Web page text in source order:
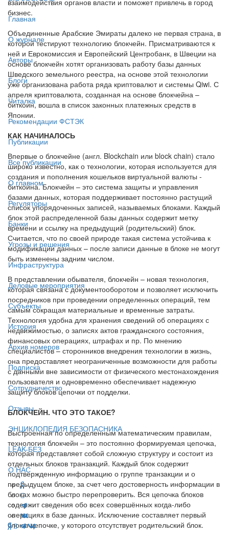
Главная
О журнале
Авторы
Блоги
Читалка
Рекомендации ФСТЭК
Публикации
Все публикации
О главном
Регуляторы
Банки
Угрозы и решения
Инфраструктура
Деловые мероприятия
Субъекты
История
Архив номеров
Подписка
Сотрудничество
Отзывы
ЭНЦИКЛОПЕДИЯ БЕЗОПАСНИКА
LEAK-БЕЗ
О НАС
бизнес.
Объединенные Арабские Эмираты далеко не первая страна, в
которой тестируют технологию блокчейн. Присматриваются к
ней и Еврокомиссия и Европейский Центробанк, в Швеции на
основе блокчейн хотят организовать работу базы данных
Шведского земельного реестра, на основе этой технологии
уже организована работа ряда криптовалют и системы Qiwi. С
апреля криптовалюта, созданная на основе блокчейна –
биткоин, вошла в список законных платежных средств в
Японии.
КАК НАЧИНАЛОСЬ
Впервые о блокчейне (англ. Blockchain или block chain) стало
широко известно, как о технологии, которая используется для
создания и пополнения кошельков виртуальной валюты -
биткоина. Блокчейн – это система защиты и управления
базами данных, которая поддерживает постоянно растущий
список упорядоченных записей, называемых блоками. Каждый
блок этой распределенной базы данных содержит метку
времени и ссылку на предыдущий (родительский) блок.
Считается, что по своей природе такая система устойчива к
модификации данных – после записи данные в блоке не могут
быть изменены задним числом.
В представлении обывателя, блокчейн – новая технология,
которая связана с документооборотом и позволяет исключить
посредников при проведении определенных операций, тем
самым сокращая материальные и временные затраты.
Технология удобна для хранения сведений об операциях с
недвижимостью, о записях актов гражданского состояния,
финансовых операциях, штрафах и пр. По мнению
специалистов – сторонников внедрения технологии в жизнь,
она предоставляет неограниченные возможности для работы
с данными вне зависимости от физического местонахождения
пользователя и одновременно обеспечивает надежную
защиту блоков цепочки от подделки.
БЛОКЧЕЙН. ЧТО ЭТО ТАКОЕ?
Выстроенная по определенным математическим правилам,
технология блокчейн – это постоянно формируемая цепочка,
которая представляет собой сложную структуру и состоит из
отдельных блоков транзакций. Каждый блок содержит
подтвержденную информацию о группе транзакции и о
предыдущем блоке, за счет чего достоверность информации в
блоках можно быстро перепроверить. Вся цепочка блоков
содержит сведения обо всех совершённых когда-либо
операциях в базе данных. Исключение составляет первый
блок в цепочке, у которого отсутствует родительский блок.